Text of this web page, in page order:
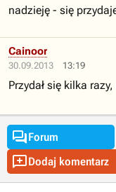
nadzieję - się
30.09.2013 13:19
Cainoor
Przydał się kilka
Forum
Dodaj komentarz